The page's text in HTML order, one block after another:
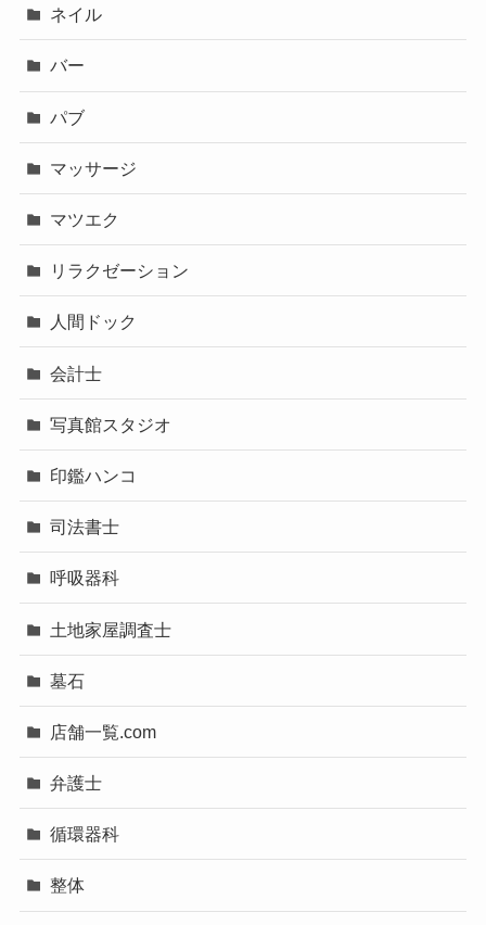
ネイル
バー
パブ
マッサージ
マツエク
リラクゼーション
人間ドック
会計士
写真館スタジオ
印鑑ハンコ
司法書士
呼吸器科
土地家屋調査士
墓石
店舗一覧.com
弁護士
循環器科
整体